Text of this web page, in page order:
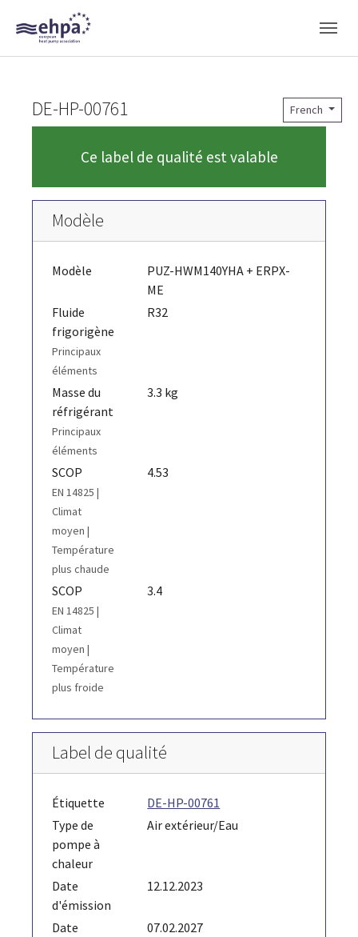
Skip to main navigation
Skip to main content
Skip to page footer
French
DE-HP-00761
Ce label de qualité est valable
Modèle
Modèle
PUZ-HWM140YHA + ERPX-
ME
Fluide
frigorigène
Principaux
éléments
R32
Masse du
réfrigérant
Principaux
éléments
3.3 kg
SCOP
EN 14825 |
Climat
moyen |
Température
plus chaude
4.53
SCOP
EN 14825 |
Climat
moyen |
Température
plus froide
3.4
Label de qualité
Étiquette
DE-HP-00761
Type de
pompe à
chaleur
Air extérieur/Eau
Date
d'émission
12.12.2023
Date
07.02.2027